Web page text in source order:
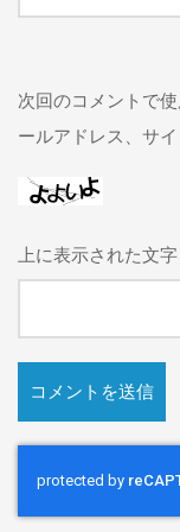
次回のコメントで
ールアドレス、サイ
上に表示された文字